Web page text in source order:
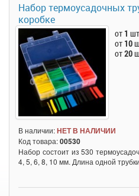
Набор термоусадочных
коробке
от 1
от 10
от20
В наличии:НЕТ В НАЛИЧИИ
Код товара:00530
Набор состоит из 530
4, 5, 6, 8, 10 мм. Длина одной